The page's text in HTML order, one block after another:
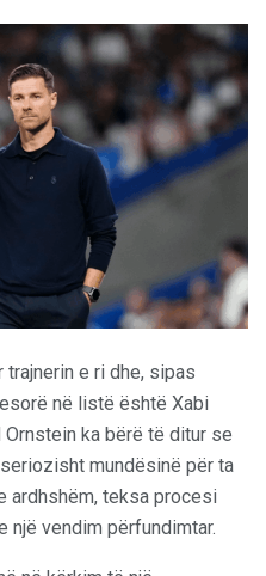
e ri dhe, sipas
në listë është Xabi
Ornstein ka bërë të ditur se
mundësinë për ta
ardhshëm, teksa procesi
një vendim përfundimtar.